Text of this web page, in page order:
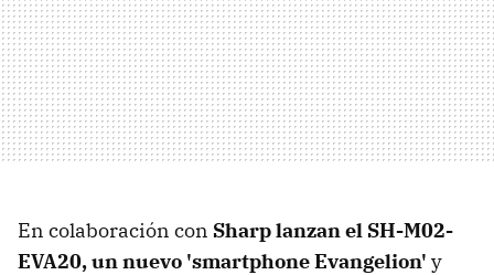
En colaboración con Sharp lanzan el SH-M02-
EVA20, un nuevo 'smartphone Evangelion' y